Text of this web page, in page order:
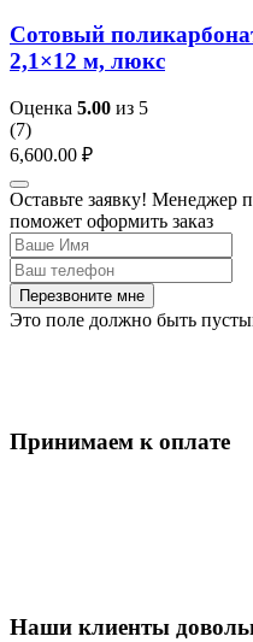
Сотовый
2,1×12 м, люкс
Оценка 5.00 из 5
(7)
6,600.00 ₽
Оставьте заявку! Менеджер
поможет оформить заказ
Перезвоните мне
Это поле должно быть
Принимаем к оплате
Наши клиенты